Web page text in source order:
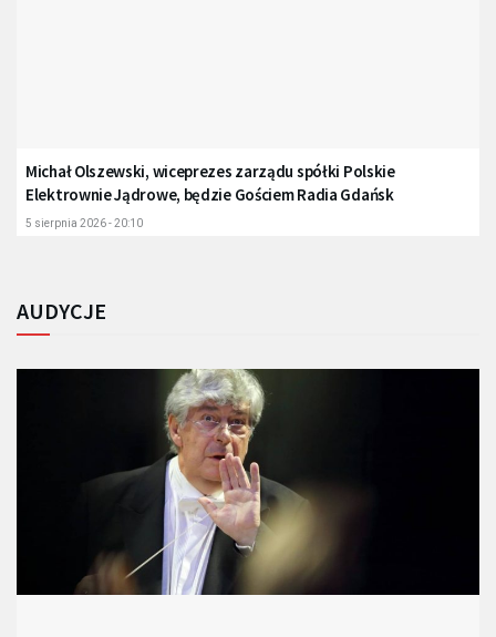
Michał Olszewski, wiceprezes zarządu spółki Polskie
Elektrownie Jądrowe, będzie Gościem Radia Gdańsk
5 sierpnia 2026 - 20:10
AUDYCJE